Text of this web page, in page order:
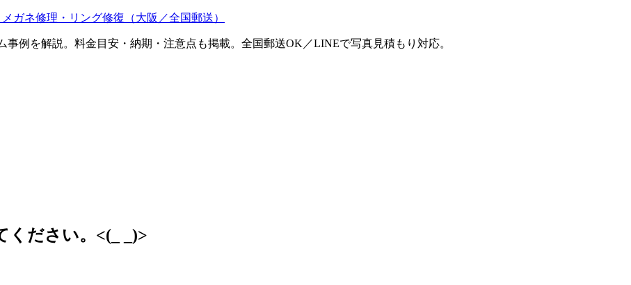
ガネ修理・リング修復（大阪／全国郵送）
例を解説。料金目安・納期・注意点も掲載。全国郵送OK／LINEで写真見積もり対応。
ください。<(_ _)>